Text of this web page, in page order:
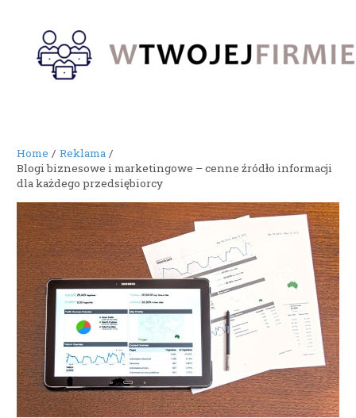
content
Home
Reklama
Blogi biznesowe i marketingowe – cenne źródło informacji
dla każdego przedsiębiorcy